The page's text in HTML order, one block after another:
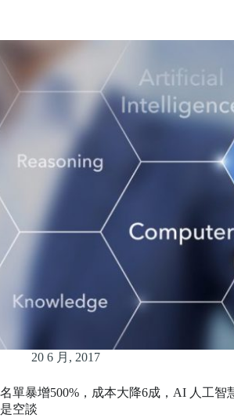
20 6 月, 2017
名單暴增500%，成本大降6成，AI 人工智
是空談